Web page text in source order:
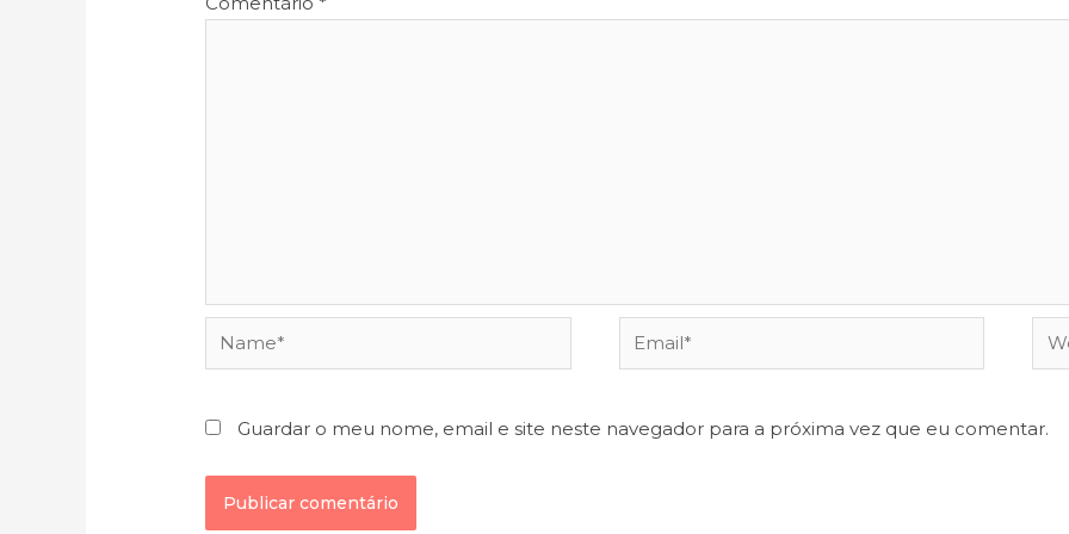
Name* Email*
Guardar o meu nome, email e site neste navegador para a próxima vez que eu comentar.